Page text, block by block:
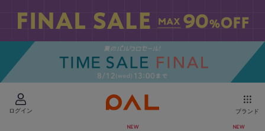
ログイン ブランド